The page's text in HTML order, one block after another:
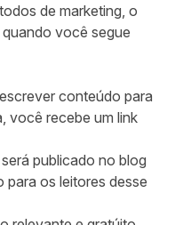
de marketing, o
você segue
conteúdo para
você recebe um link
publicado no blog
para os leitores desse